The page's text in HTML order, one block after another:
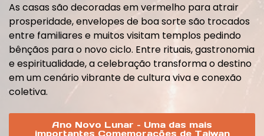
As casas são decoradas em vermelho para atrair
prosperidade, envelopes de boa sorte são trocados
entre familiares e muitos visitam templos pedindo
bênçãos para o novo ciclo. Entre rituais, gastronomia
e espiritualidade, a celebração transforma o destino
em um cenário vibrante de cultura viva e conexão
coletiva.
Ano Novo Lunar – Uma das mais
importantes Comemorações de Taiwan